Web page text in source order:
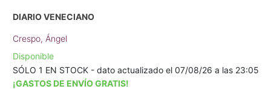
DIARIO VENECIANO
Crespo, Ángel
Disponible
SÓLO 1 EN STOCK - dato actualizado el 07/08/26 a las 23:05
¡GASTOS DE ENVÍO GRATIS!